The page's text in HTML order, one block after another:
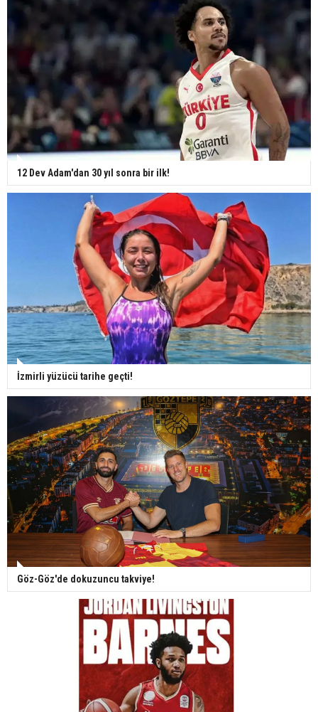
12 Dev Adam'dan 30 yıl sonra bir ilk!
İzmirli yüzücü tarihe geçti!
Göz-Göz'de dokuzuncu takviye!